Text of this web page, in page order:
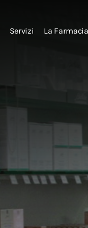
Servizi La Farmacia